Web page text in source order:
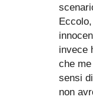
invece
che
sensi
non